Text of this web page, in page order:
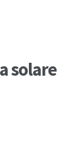
solare